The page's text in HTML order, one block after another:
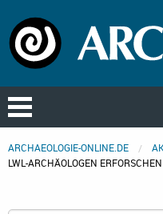
ARCHAEOLOGIE-ONLINE.DE
LWL-ARCHÄOLOGEN